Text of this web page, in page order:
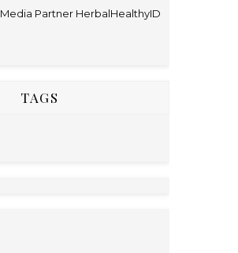
Media Partner HerbalHealthyID
TAGS